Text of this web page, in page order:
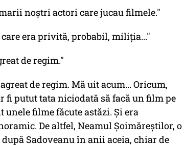
noștri actori care jucau filmele."
era privită, probabil, miliția..."
de regim."
de regim. Mă uit acum... Oricum,
fi putut tata niciodată să facă un film pe
filme făcute astăzi. Și era
De altfel, Neamul Șoimăreștilor, o
Sadoveanu în anii aceia, chiar de